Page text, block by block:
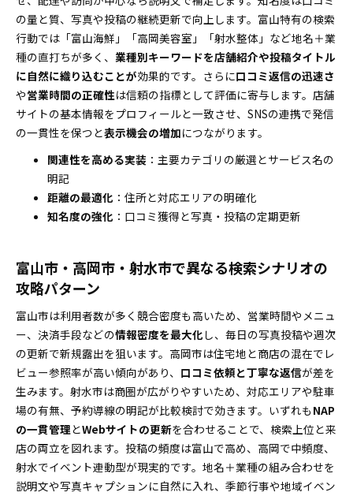
配布物づくり
低評価レビューの誠実対応＆削除申請OKな正攻法
データ見える化＆分析活用で富山のMEO運用を勝ちパ
ターンに
効果指標設定とダッシュボード作成の超入門
富山ならではのMEO成功事例と運用ルールで真似しや
すい再現性UP
観光・地産・イベントを活かして季節集客の波を
富山のMEO業者選びで失敗しない！安心できる選び方
と契約前チェック
【地域別の富山県で勝つための業種別MEO対策】ユー
ザーからのよくある質問にズバリ回答
富山の口コミは何星から来店率にすぐ影響？理想
＆アクションの実例
市町村名・駅名はどこまで投稿や説明へ盛り込む
べき？
写真は何枚が効果的？更新タイミングのゴールデ
ンルール
低評価が続いてしまったら？まず最初に取るべき
改善アクション
サイテーションで外せない媒体選びの新定番
今すぐ始めたい！【地域別の富山県で勝つための業種
の量と質、写真や投稿の継続更新で向上します。富山特有の検索
行動では「富山海鮮」「高岡美容室」「射水整体」など地名＋業
種の直打ちが多く、 業種別キーワードを店舗紹介や投稿タイトル
に自然に織り込むことが効果的です。さらに口コミ返信の迅速さ
や営業時間の正確性は信頼の指標として評価に寄与します。店舗
サイトの基本情報をプロフィールと一致させ、SNSの連携で発信
の一貫性を保つと表示機会の増加につながります。
関連性を高める実装 ：主要カテゴリの厳選とサービス名の
明記
距離の最適化 ：住所と対応エリアの明確化
知名度の強化 ：口コミ獲得と写真・投稿の定期更新
富山市・高岡市・射水市で異なる検索シナリオの
攻略パターン
富山市は利用者数が多く競合密度も高いため、営業時間やメニュ
ー、決済手段などの情報密度を最大化 し、毎日の写真投稿や週次
の更新で新規露出を狙います。高岡市は住宅地と商店の混在でレ
ビュー参照率が高い傾向があり、 口コミ依頼と丁寧な返信が差を
生みます。射水市は商圏が広がりやすいため、対応エリアや駐車
場の有無、予約導線の明記が比較検討で効きます。いずれも NAP
の一貫管理とWebサイトの更新を合わせることで、検索上位と来
店の両立を図れます。投稿の頻度は富山で高め、高岡で中頻度、
射水でイベント連動型が現実的です。地名＋業種の組み合わせを
説明文や写真キャプションに自然に入れ、季節行事や地域イベン